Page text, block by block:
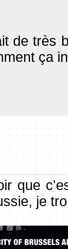
de très
ça
que
je